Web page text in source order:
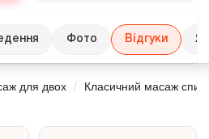
Фото Відгуки
для двох Класичний масаж